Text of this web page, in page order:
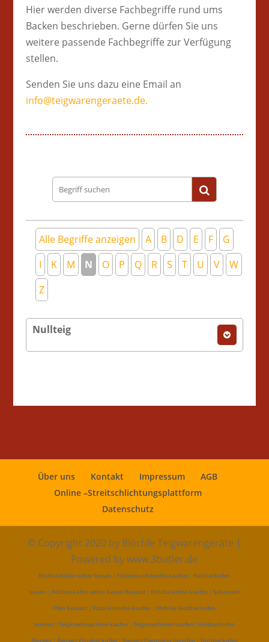
Hier werden diverse Fachbegriffe rund ums
Backen beschrieben. Gerne dürfen Sie uns
weitere passende Fachbegriffe zur Verfügung
stellen.
Senden Sie uns dazu eine Email an
info@teigwarengeraete.de.
Begriff
suchen
Alle Begriffe anzeigen A B D E F
G
I
K M N O P Q R S T U V
W
Z
Nullteig
Über uns Kontakt Impressum
AGB
Online –Streitschlichtungsplattform
Datenschutz
© Copyright 2020 by Blöchle Teigwarengeräte |
Powered by www.3butler.de
Brotbackofen selber bauen | Flammkuchenofen kaufen | Holzbackofen
bauen | Holzbackofen selber bauen Bausatz | Holzbackofen kaufen |Schamott
Ofen Bausatz | Pizza Holzofen kaufen | Mobiler Holzbackofen
mieten| Teigknetmaschine kaufen| Teigmaschinen kaufen| Holzbackofen